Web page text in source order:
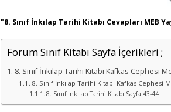
"8. Sınıf İnkılap Tarihi Kitabı Cevapları MEB
Forum Sınıf Kitabı Sayfa İçerikleri ;
8. Sınıf İnkılap Tarihi Kitabı Kafkas Cephesi
8. Sınıf İnkılap Tarihi Kitabı Kafkas Cephesi
8. Sınıf İnkılap Tarihi Kitabı Sayfa 43-44